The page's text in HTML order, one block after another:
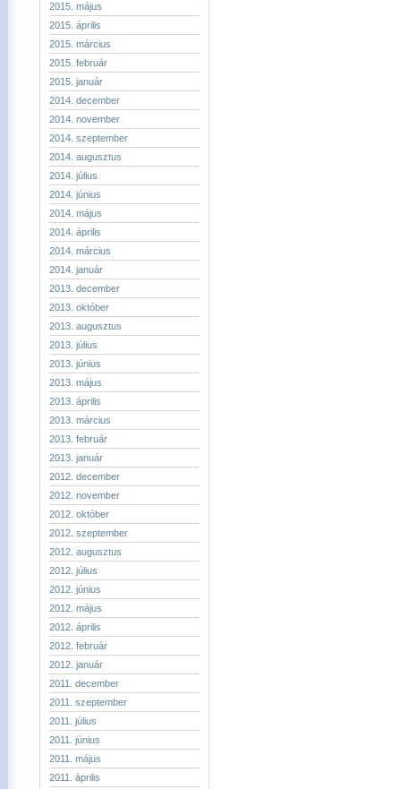
2015. május
2015. április
2015. március
2015. február
2015. január
2014. december
2014. november
2014. szeptember
2014. augusztus
2014. július
2014. június
2014. május
2014. április
2014. március
2014. január
2013. december
2013. október
2013. augusztus
2013. július
2013. június
2013. május
2013. április
2013. március
2013. február
2013. január
2012. december
2012. november
2012. október
2012. szeptember
2012. augusztus
2012. július
2012. június
2012. május
2012. április
2012. február
2012. január
2011. december
2011. szeptember
2011. július
2011. június
2011. május
2011. április